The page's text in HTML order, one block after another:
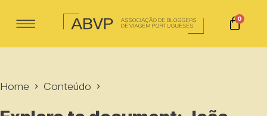
0
Home Conteúdo